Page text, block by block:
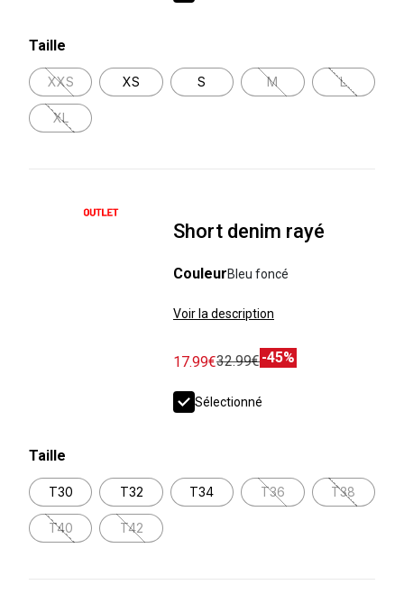
Taille
XXS XS S M L
XL
Short denim rayé
CouleurBleu foncé
Voir la description
17.99€32.99€-45%
Sélectionné
Taille
T30 T32 T34 T36 T38
T40 T42